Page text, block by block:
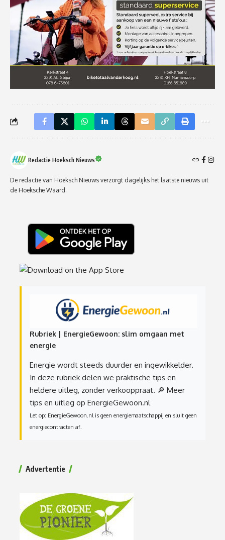
Redactie Hoeksch Nieuws
De redactie van Hoeksch Nieuws verzorgt dagelijks het laatste nieuws uit
de Hoeksche Waard.
Rubriek | EnergieGewoon: slim omgaan met
energie
Energie wordt steeds duurder en ingewikkelder.
In deze rubriek delen we praktische tips en
heldere uitleg, zonder verkooppraat. 🔎 Meer
tips en uitleg op EnergieGewoon.nl
Let op: EnergieGewoon.nl is geen energiemaatschappij en sluit geen
energiecontracten af.
Advertentie